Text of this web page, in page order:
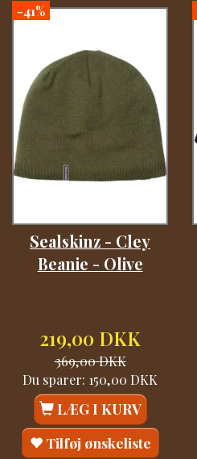
-41%
Sealskinz - Cley
Beanie - Olive
219,00 DKK
369,00 DKK
Du sparer: 150,00 DKK
LÆG I KURV
Tilføj ønskeliste